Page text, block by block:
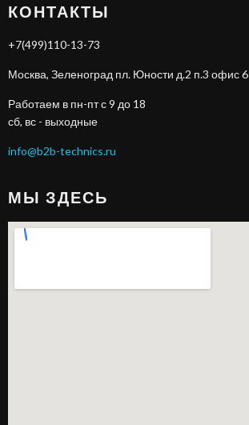
КОНТАКТЫ
+7(499)110-13-73
Москва, Зеленоград пл. Юности д.2 п.3 офис 6
Работаем в пн-пт с 9 до 18
сб, вс - выходные
info@b2b-technics.ru
МЫ ЗДЕСЬ